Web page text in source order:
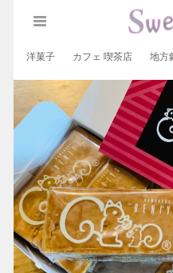
洋菓子 カフェ 喫茶店 地方